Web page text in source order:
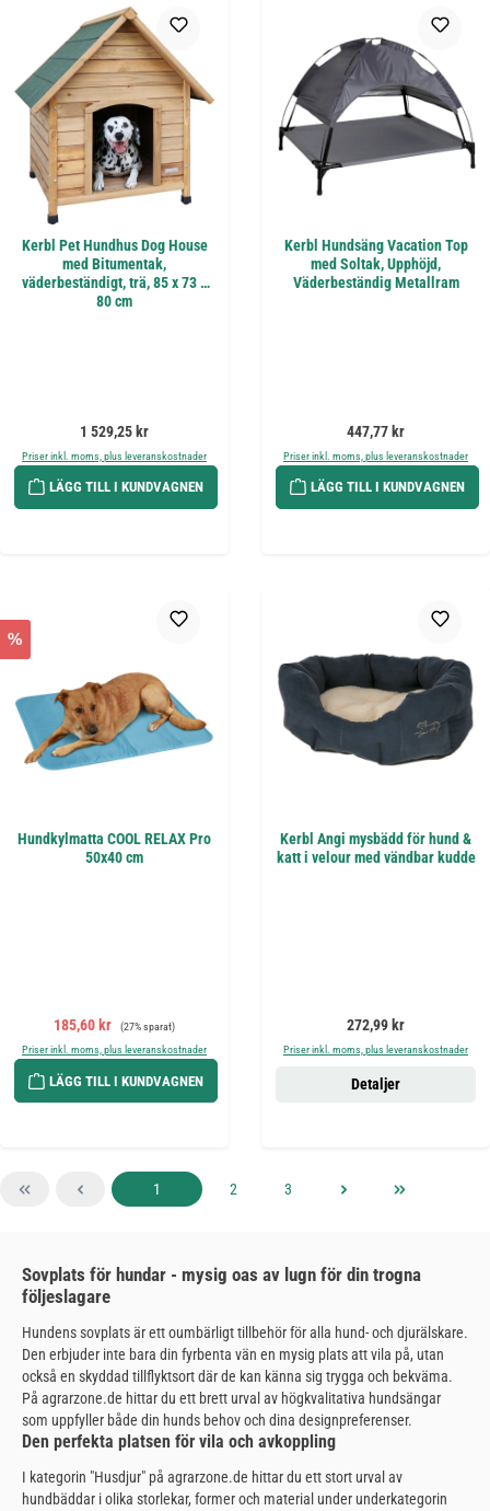
Kerbl Pet Hundhus Dog House
med Bitumentak,
väderbeständigt, trä, 85 x 73 x
80 cm
Ordinarie pris:
1 529,25 kr
Priser inkl. moms, plus leveranskostnader
LÄGG TILL I KUNDVAGNEN
Kerbl Hundsäng Vacation Top
med Soltak, Upphöjd,
Väderbeständig Metallram
Ordinarie pris:
447,77 kr
Priser inkl. moms, plus leveranskostnader
LÄGG TILL I KUNDVAGNEN
%
Hundkylmatta COOL RELAX Pro
50x40 cm
Försäljningspris:
185,60 kr Ordinarie pris:
(27% sparat)
Priser inkl. moms, plus leveranskostnader
LÄGG TILL I KUNDVAGNEN
Kerbl Angi mysbädd för hund &
katt i velour med vändbar kudde
Ordinarie pris:
272,99 kr
Priser inkl. moms, plus leveranskostnader
Detaljer
Sida
1 Sida
2 Sida
3
Sovplats för hundar - mysig oas av lugn för din trogna
följeslagare
Hundens sovplats är ett oumbärligt tillbehör för alla hund- och djurälskare.
Den erbjuder inte bara din fyrbenta vän en mysig plats att vila på, utan
också en skyddad tillflyktsort där de kan känna sig trygga och bekväma.
På agrarzone.de hittar du ett brett urval av högkvalitativa hundsängar
som uppfyller både din hunds behov och dina designpreferenser.
Den perfekta platsen för vila och avkoppling
I kategorin "Husdjur" på agrarzone.de hittar du ett stort urval av
hundbäddar i olika storlekar, former och material under underkategorin